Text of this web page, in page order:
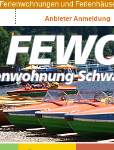
Ferienwohnungen und
Anbieter Anmeldung